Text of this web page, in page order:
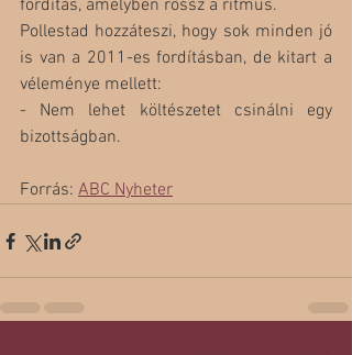
fordítás, amelyben rossz a ritmus.
Pollestad hozzáteszi, hogy sok minden jó
is van a 2011-es fordításban, de kitart a
véleménye mellett:
- Nem lehet költészetet csinálni egy
bizottságban.
Forrás: ABC Nyheter